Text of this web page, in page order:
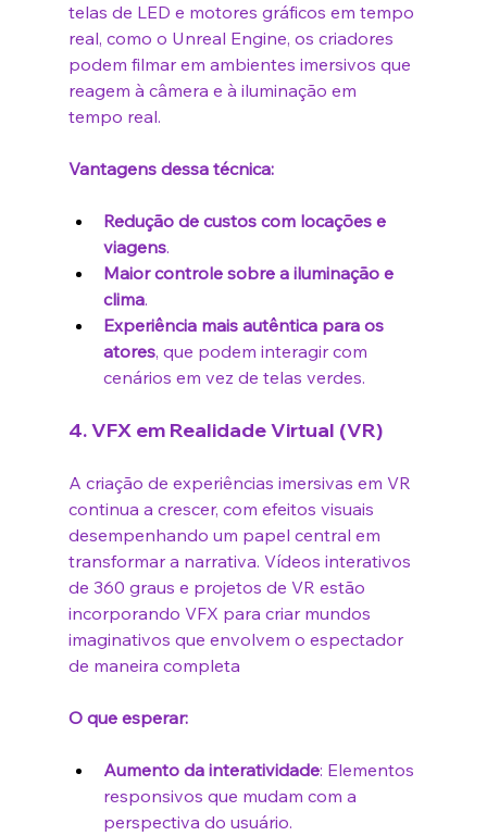
telas de LED e motores gráficos em tempo
real, como o Unreal Engine, os criadores
podem filmar em ambientes imersivos que
reagem à câmera e à iluminação em
tempo real.
Vantagens dessa técnica:
Redução de custos com locações e
viagens.
Maior controle sobre a iluminação e
clima.
Experiência mais autêntica para os
atores, que podem interagir com
cenários em vez de telas verdes.
4. VFX em Realidade Virtual (VR)
A criação de experiências imersivas em VR
continua a crescer, com efeitos visuais
desempenhando um papel central em
transformar a narrativa. Vídeos interativos
de 360 graus e projetos de VR estão
incorporando VFX para criar mundos
imaginativos que envolvem o espectador
de maneira completa
O que esperar:
Aumento da interatividade: Elementos
responsivos que mudam com a
perspectiva do usuário.